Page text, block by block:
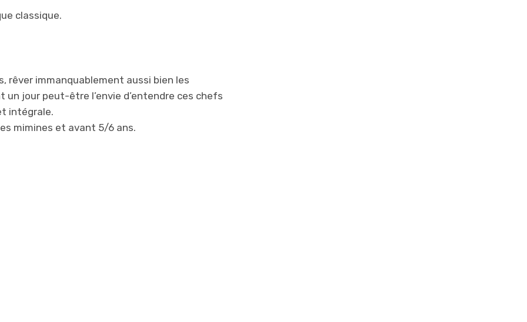
classique.
rêver immanquablement aussi bien les
un jour peut-être l’envie d’entendre ces chefs
intégrale.
mimines et avant 5/6 ans.